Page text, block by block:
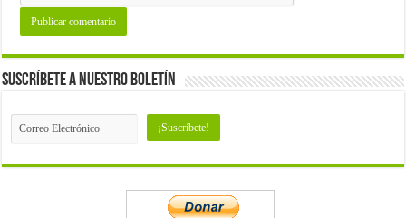
Suscríbete a nuestro Boletín